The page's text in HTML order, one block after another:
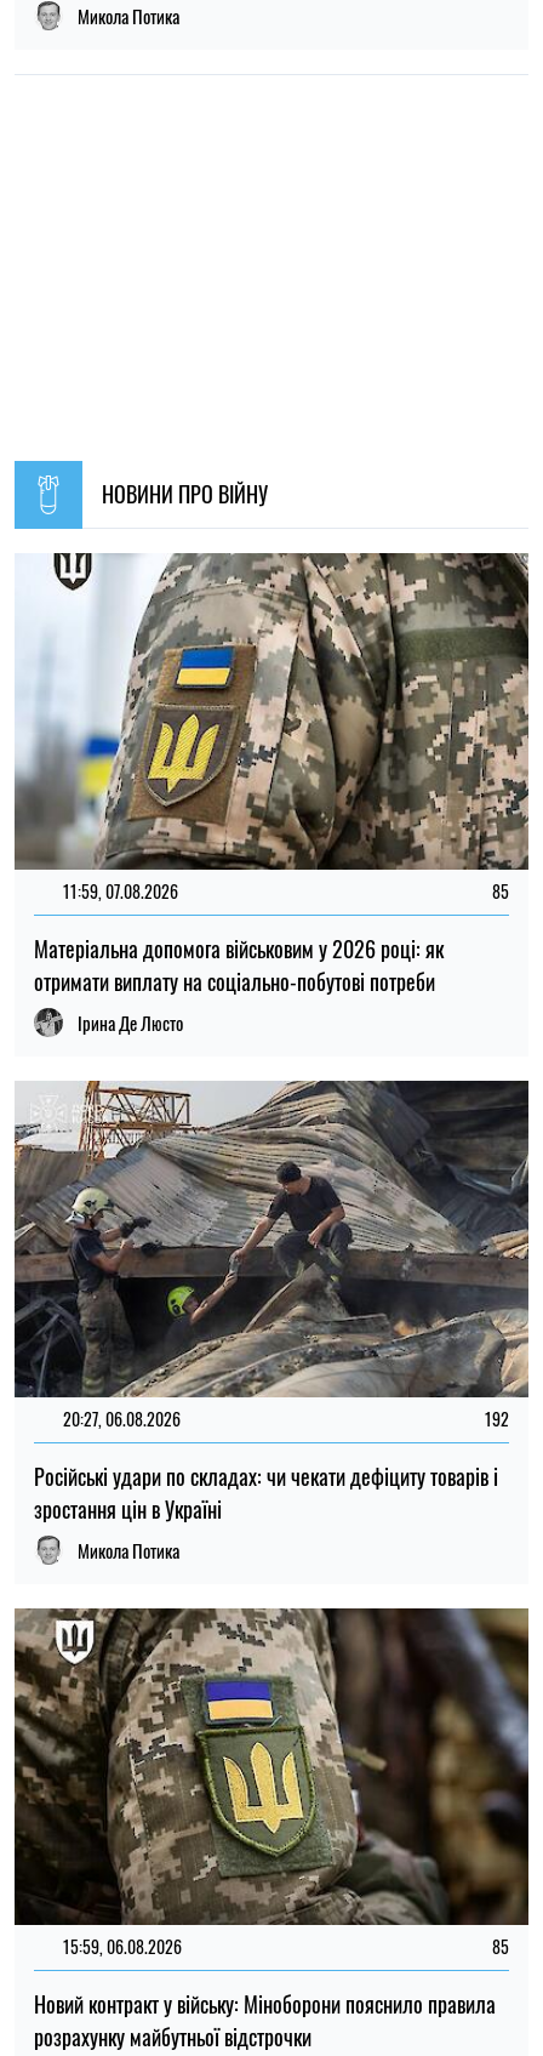
Микола Потика
НОВИНИ ПРО ВІЙНУ
11:59, 07.08.2026 85
Матеріальна допомога військовим у 2026 році: як
отримати виплату на соціально-побутові потреби
Ірина Де Люсто
20:27, 06.08.2026 192
Російські удари по складах: чи чекати дефіциту товарів і
зростання цін в Україні
Микола Потика
15:59, 06.08.2026 85
Новий контракт у війську: Міноборони пояснило правила
розрахунку майбутньої відстрочки